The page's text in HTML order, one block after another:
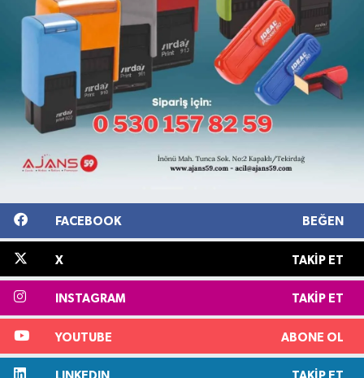
FACEBOOK BEĞEN
X TAKIP ET
INSTAGRAM TAKIP ET
YOUTUBE ABONE OL